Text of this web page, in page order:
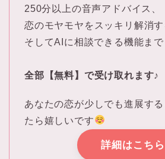
250分以上の音声アドバイス、
恋のモヤモヤをスッキリ解消す
そしてAIに相談できる機能まで
全部【無料】で受け取れます♪
あなたの恋が少しでも進展す
たら嬉しいです
詳細はこちら